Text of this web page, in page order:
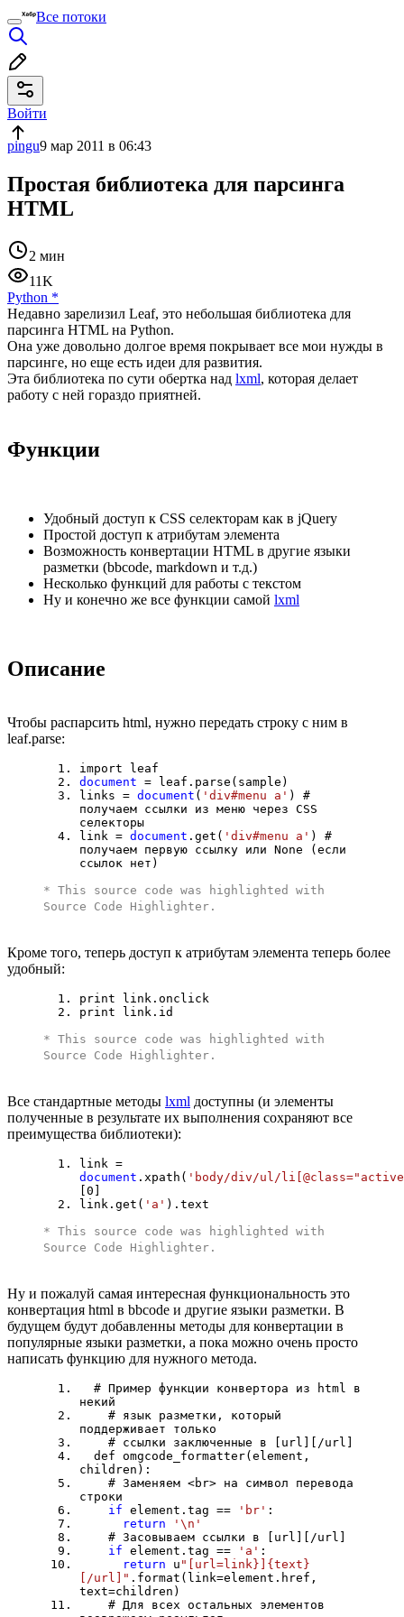
Все потоки
Войти
pingu9 мар 2011 в 06:43
Простая библиотека для парсинга
HTML
2 мин
11K
Python *
Недавно зарелизил Leaf, это небольшая библиотека для
парсинга HTML на Python.
Она уже довольно долгое время покрывает все мои нужды в
парсинге, но еще есть идеи для развития.
Эта библиотека по сути обертка над lxml, которая делает
работу с ней гораздо приятней.
Функции
Удобный доступ к CSS селекторам как в jQuery
Простой доступ к атрибутам элемента
Возможность конвертации HTML в другие языки
разметки (bbcode, markdown и т.д.)
Несколько функций для работы с текстом
Ну и конечно же все функции самой lxml
Описание
Чтобы распарсить html, нужно передать строку с ним в
leaf.parse:
import leaf
document = leaf.parse(sample)
links = document ( 'div#menu a' ) #
получаем ссылки из меню через CSS
селекторы
link = document .get( 'div#menu a' ) #
получаем первую ссылку или None (если
ссылок нет)
* This source code was highlighted with
Source Code Highlighter .
Кроме того, теперь доступ к атрибутам элемента теперь более
удобный:
print link.onclick
print link.id
* This source code was highlighted with
Source Code Highlighter .
Все стандартные методы lxml доступны (и элементы
полученные в результате их выполнения сохраняют все
преимущества библиотеки):
link =
document .xpath( 'body/div/ul/
[0]
link.get( 'a' ).text
* This source code was highlighted with
Source Code Highlighter .
Ну и пожалуй самая интересная функциональность это
конвертация html в bbcode и другие языки разметки. В
будущем будут добавленны методы для конвертации в
популярные языки разметки, а пока можно очень просто
написать функцию для нужного метода.
# Пример функции конвертора из html в
некий
# язык разметки, который
поддерживает только
# ссылки заключенные в [url][/url]
def omgcode_formatter(element,
children):
# Заменяем <br> на символ перевода
строки
if element.tag == 'br' :
return
'\n'
# Засовываем ссылки в [url][/url]
if element.tag == 'a' :
return u "[url=link}]{text}
[/url]" .format(link=element.href,
text=children)
# Для всех остальных элементов